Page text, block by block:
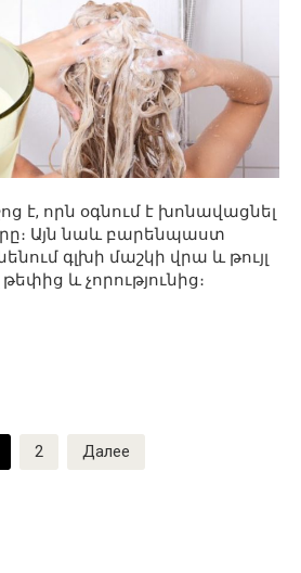
է, որն օգնում է խոնավացնել
Այն նաև բարենպաստ
գլխի մաշկի վրա և թույլ
և չորությունից։
2 Далее